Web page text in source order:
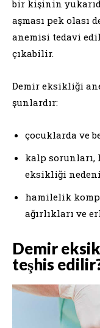
bir kişinin
aşması pek olası
anemisi tedavi
çıkabilir.
Demir eksikliği
şunlardır:
çocuklarda ve
kalp sorunları,
eksikliği
hamilelik
ağırlıkları ve
Demir
teşhis